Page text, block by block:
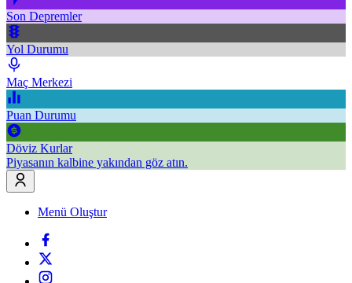
Son Depremler
Yol Durumu
Maç Merkezi
Puan Durumu
Döviz Kurlar
Piyasanın kalbine yakından göz atın.
Menü Oluştur